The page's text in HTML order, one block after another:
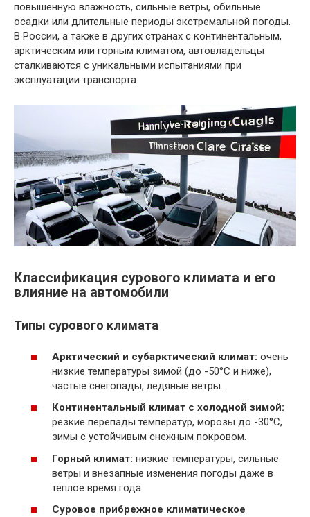
повышенную влажность, сильные ветры, обильные
осадки или длительные периоды экстремальной погоды.
В России, а также в других странах с континентальным,
арктическим или горным климатом, автовладельцы
сталкиваются с уникальными испытаниями при
эксплуатации транспорта.
Классификация сурового климата и его
влияние на автомобили
Типы сурового климата
Арктический и субарктический климат: очень
низкие температуры зимой (до -50°C и ниже),
частые снегопады, ледяные ветры.
Континентальный климат с холодной зимой:
резкие перепады температур, морозы до -30°C,
зимы с устойчивым снежным покровом.
Горный климат: низкие температуры, сильные
ветры и внезапные изменения погоды даже в
теплое время года.
Суровое прибрежное климатическое